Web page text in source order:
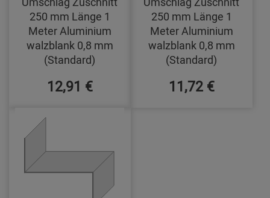
250 mm Länge 1
Meter Aluminium
walzblank 0,8 mm
(Standard)
12,91 €
250 mm Länge 1
Meter Aluminium
walzblank 0,8 mm
(Standard)
11,72 €